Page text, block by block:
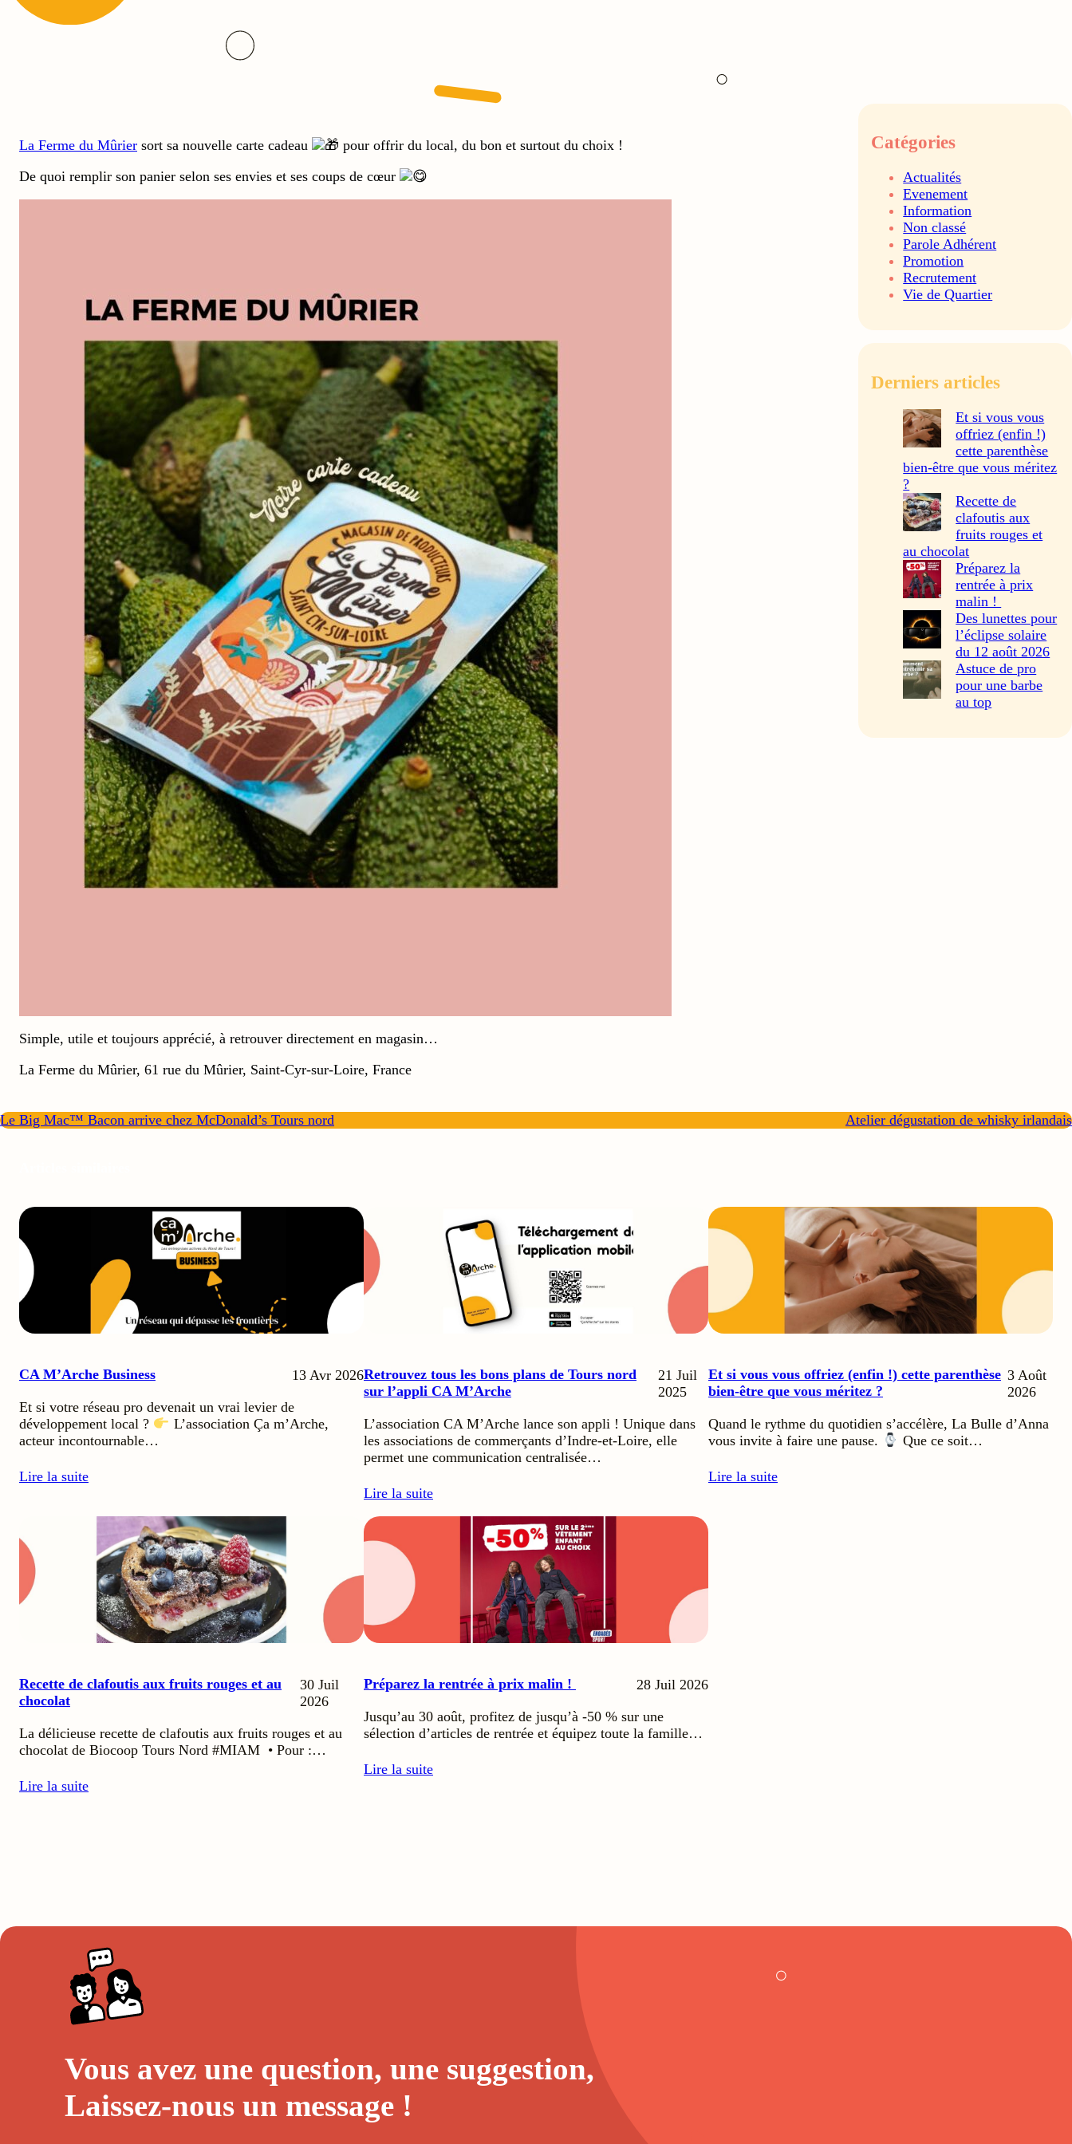
La Ferme du Mûrier sort sa nouvelle carte cadeau
pour offrir du local, du bon et surtout du choix !
De quoi remplir son panier selon ses envies et ses coups de cœur
Simple, utile et toujours apprécié, à retrouver directement en magasin…
La Ferme du Mûrier, 61 rue du Mûrier, Saint-Cyr-sur-Loire, France
Catégories
Actualités
Evenement
Information
Non classé
Parole Adhérent
Promotion
Recrutement
Vie de Quartier
Derniers articles
Et si vous vous
offriez (enfin !)
cette parenthèse
bien-être que vous méritez
?
Recette de
clafoutis aux
fruits rouges et
au chocolat
Préparez la
rentrée à prix
malin !
Des lunettes pour
l’éclipse solaire
du 12 août 2026
Astuce de pro
pour une barbe
au top
Le Big Mac™ Bacon arrive chez McDonald’s Tours nord Atelier dégustation de whisky irlandais
CA M’Arche Business
13 Avr 2026
Et si votre réseau pro devenait un vrai levier de
développement local ?
L’association Ça m’Arche,
acteur incontournable…
Lire la suite
Retrouvez tous les bons plans de Tours nord
sur l’appli CA M’Arche
21 Juil
2025
L’association CA M’Arche lance son appli ! Unique dans
les associations de commerçants d’Indre-et-Loire, elle
permet une communication centralisée…
Lire la suite
Et si vous vous offriez (enfin !) cette parenthèse
bien-être que vous méritez ?
3 Août
2026
Quand le rythme du quotidien s’accélère, La Bulle d’Anna
vous invite à faire une pause.
Que ce soit…
Lire la suite
Recette de clafoutis aux fruits rouges et au
chocolat
30 Juil
2026
La délicieuse recette de clafoutis aux fruits rouges et au
chocolat de Biocoop Tours Nord #MIAM • Pour :…
Lire la suite
Préparez la rentrée à prix malin !
28 Juil 2026
Jusqu’au 30 août, profitez de jusqu’à -50 % sur une
sélection d’articles de rentrée et équipez toute la famille…
Lire la suite
Vous avez une question, une suggestion,
Laissez-nous un message!